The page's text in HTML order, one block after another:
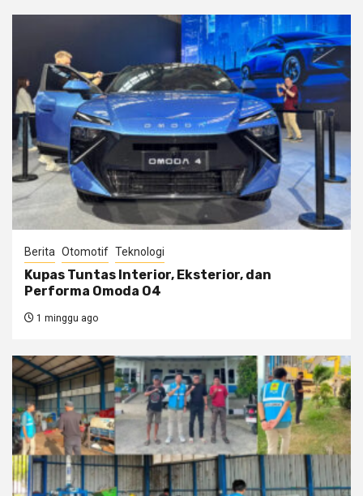
Berita Otomotif Teknologi
Kupas Tuntas Interior, Eksterior, dan
Performa Omoda O4
1 minggu ago